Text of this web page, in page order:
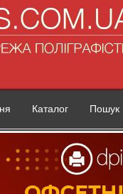
Каталог Пошук